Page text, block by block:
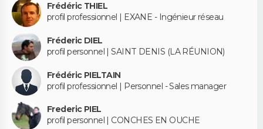
Frédéric THIEL
profil professionnel | EXANE - Ingénieur réseau
Fréderic DIEL
profil personnel | SAINT DENIS (LA RÉUNION)
Frédéric PIELTAIN
profil professionnel | Personnel - Sales manager
Frederic PIEL
profil personnel | CONCHES EN OUCHE